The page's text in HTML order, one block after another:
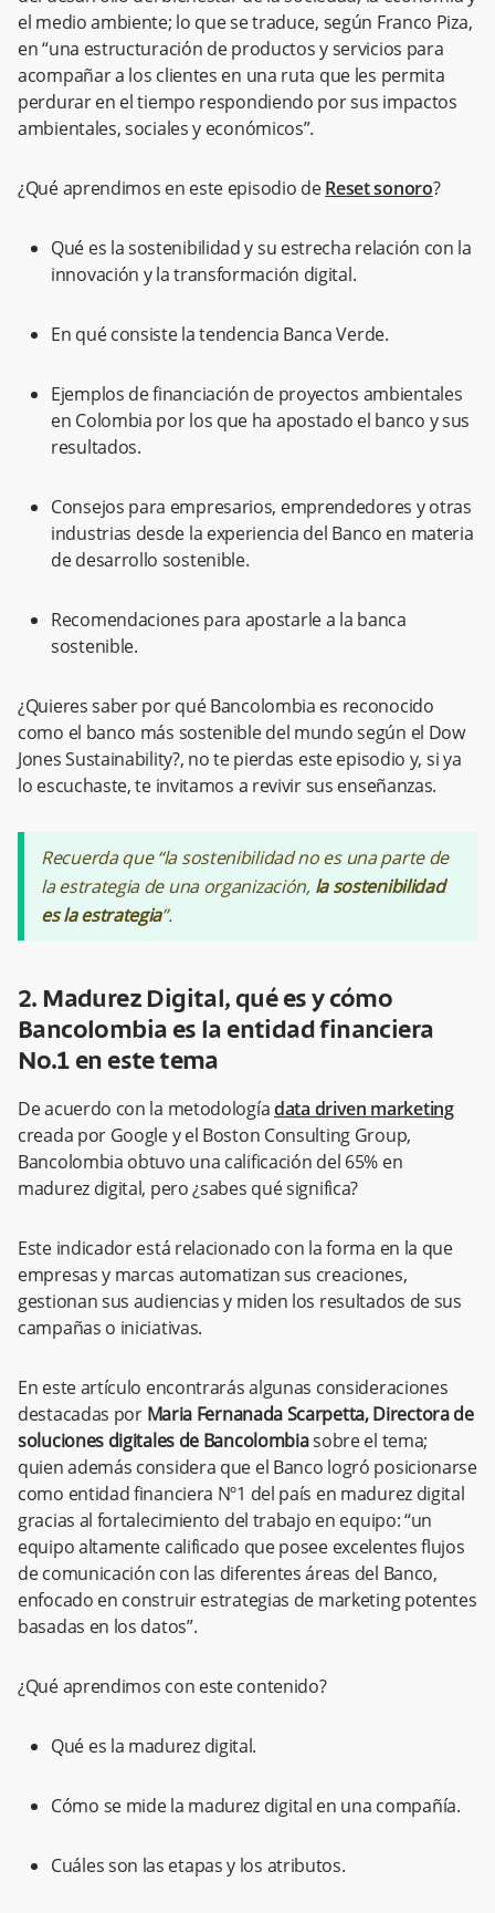
el medio ambiente; lo que se traduce, según Franco Piza,
en “una estructuración de productos y servicios para
acompañar a los clientes en una ruta que les permita
perdurar en el tiempo respondiendo por sus impactos
ambientales, sociales y económicos”.
¿Qué aprendimos en este episodio deReset sonoro?
Qué es la sostenibilidad y su estrecha relación con la
innovación y la transformación digital.
En qué consiste la tendencia Banca Verde.
Ejemplos de financiación de proyectos ambientales
en Colombia por los que ha apostado el banco y sus
resultados.
Consejos para empresarios, emprendedores y otras
industrias desde la experiencia del Banco en materia
de desarrollo sostenible.
Recomendaciones para apostarle a la banca
sostenible.
¿Quieres saber por qué Bancolombia es reconocido
como el banco más sostenible del mundo según el Dow
Jones Sustainability?, no te pierdas este episodio y, si ya
lo escuchaste, te invitamos a revivir sus enseñanzas.
Recuerda que “la sostenibilidad no es una parte de
la estrategia de una organización, la sostenibilidad
es la estrategia”.
2. Madurez Digital, qué es y cómo
Bancolombia es la entidad financiera
No.1 en este tema
De acuerdo con la metodologíadata driven marketing
creada por Google y el Boston Consulting Group,
Bancolombia obtuvo una calificación del 65% en
madurez digital, pero ¿sabes qué significa?
Este indicador está relacionado con la forma en la que
empresas y marcas automatizan sus creaciones,
gestionan sus audiencias y miden los resultados de sus
campañas o iniciativas.
En este artículo encontrarás algunas consideraciones
destacadas por Maria Fernanada Scarpetta, Directora de
soluciones digitales de Bancolombiasobre el tema;
quien además considera que el Banco logró posicionarse
como entidad financiera Nº1 del país en madurez digital
gracias al fortalecimiento del trabajo en equipo: “un
equipo altamente calificado que posee excelentes flujos
de comunicación con las diferentes áreas del Banco,
enfocado en construir estrategias de marketing potentes
basadas en los datos”.
¿Qué aprendimos con este contenido?
Qué es la madurez digital.
Cómo se mide la madurez digital en una compañía.
Cuáles son las etapas y los atributos.